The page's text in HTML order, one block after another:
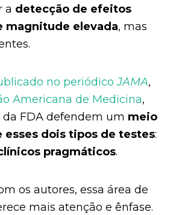
a detecção de efeitos
magnitude elevada, mas
no periódicoJAMA,
Americana de Medicina,
da FDA defendem um meio
dois tipos de testes:
pragmáticos.
os autores, essa área de
mais atenção e ênfase.